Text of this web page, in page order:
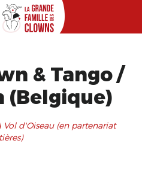
& Tango /
(Belgique)
d'Oiseau (en partenariat